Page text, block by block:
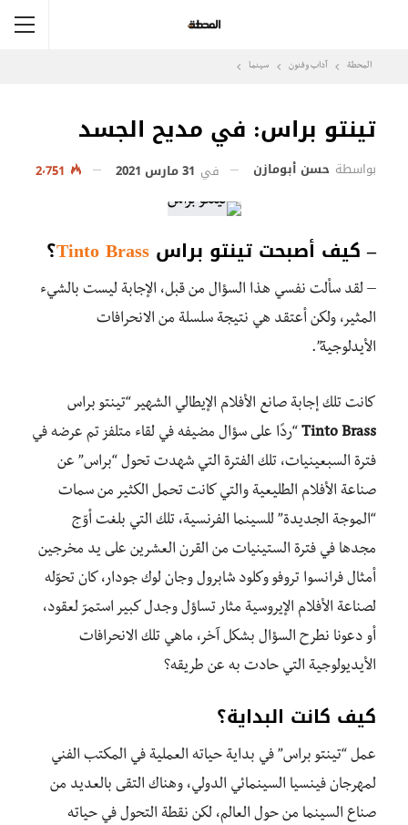
المحطة آداب وفنون سينما
تينتو براس: في مديح الجسد
بواسطة حسن أبومازن في 31 مارس 2021
– كيف أصبحت تينتو براس TintoBrass ؟
– لقد سألت نفسي هذا السؤال من قبل، الإجابة ليست بالشيء
المثير، ولكن أعتقد هي نتيجة سلسلة من الانحرافات
الأيدلوجية”.
كانت تلك إجابة صانع الأفلام الإيطالي الشهير “تينتو براس
Tinto Brass
“ردًا على سؤال مضيفه في لقاء متلفز تم عرضه في
فترة السبعينيات، تلك الفترة التي شهدت تحول “براس” عن
صناعة الأفلام الطليعية والتي كانت تحمل الكثير من سمات
“الموجة الجديدة” للسينما الفرنسية، تلك التي بلغت أوّج
مجدها في فترة الستينيات من القرن العشرين على يد مخرجين
أمثال فرانسوا تروفو وكلود شابرول وجان لوك جودار، كان تحوّله
لصناعة الأفلام الإيروسية مثار تساؤل وجدل كبير استمرّ لعقود،
أو دعونا نطرح السؤال بشكل آخر، ماهي تلك الانحرافات
الأيديولوجية التي حادت به عن طريقه؟
كيف كانت البداية؟
عمل “تينتو براس” في بداية حياته العملية في المكتب الفني
لمهرجان فينسيا السينمائي الدولي، وهناك التقى بالعديد من
صناع السينما من حول العالم، لكن نقطة التحول في حياته